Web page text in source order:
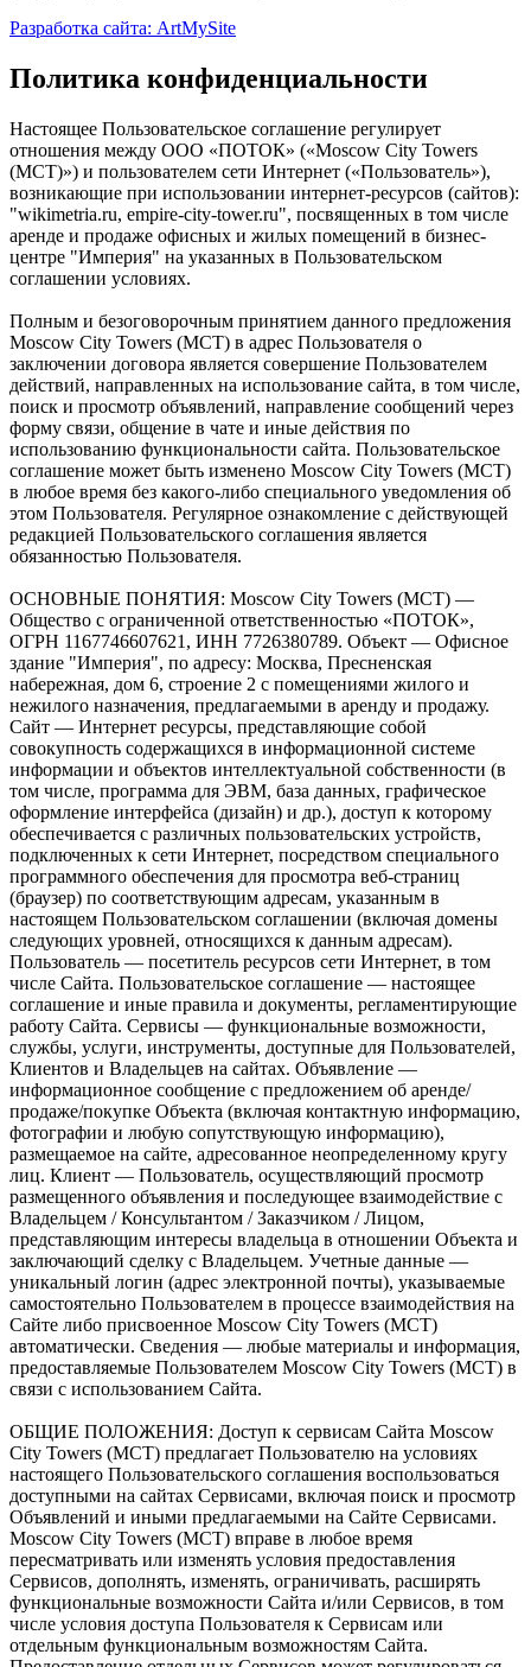
Разработка сайта: ArtMySite
Политика конфиденциальности
Настоящее Пользовательское соглашение регулирует
отношения между ООО «ПОТОК» («Moscow City Towers
(МСТ)») и пользователем сети Интернет («Пользователь»),
возникающие при использовании интернет-ресурсов (сайтов):
"wikimetria.ru, empire-city-tower.ru", посвященных в том числе
аренде и продаже офисных и жилых помещений в бизнес-
центре "Империя" на указанных в Пользовательском
соглашении условиях.
Полным и безоговорочным принятием данного предложения
Moscow City Towers (МСТ) в адрес Пользователя о
заключении договора является совершение Пользователем
действий, направленных на использование сайта, в том числе,
поиск и просмотр объявлений, направление сообщений через
форму связи, общение в чате и иные действия по
использованию функциональности сайта. Пользовательское
соглашение может быть изменено Moscow City Towers (МСТ)
в любое время без какого-либо специального уведомления об
этом Пользователя. Регулярное ознакомление с действующей
редакцией Пользовательского соглашения является
обязанностью Пользователя.
ОСНОВНЫЕ ПОНЯТИЯ: Moscow City Towers (МСТ) —
Общество с ограниченной ответственностью «ПОТОК»,
ОГРН 1167746607621, ИНН 7726380789. Объект — Офисное
здание "Империя", по адресу: Москва, Пресненская
набережная, дом 6, строение 2 с помещениями жилого и
нежилого назначения, предлагаемыми в аренду и продажу.
Сайт — Интернет ресурсы, представляющие собой
совокупность содержащихся в информационной системе
информации и объектов интеллектуальной собственности (в
том числе, программа для ЭВМ, база данных, графическое
оформление интерфейса (дизайн) и др.), доступ к которому
обеспечивается с различных пользовательских устройств,
подключенных к сети Интернет, посредством специального
программного обеспечения для просмотра веб-страниц
(браузер) по соответствующим адресам, указанным в
настоящем Пользовательском соглашении (включая домены
следующих уровней, относящихся к данным адресам).
Пользователь — посетитель ресурсов сети Интернет, в том
числе Сайта. Пользовательское соглашение — настоящее
соглашение и иные правила и документы, регламентирующие
работу Сайта. Сервисы — функциональные возможности,
службы, услуги, инструменты, доступные для Пользователей,
Клиентов и Владельцев на сайтах. Объявление —
информационное сообщение с предложением об аренде/
продаже/покупке Объекта (включая контактную информацию,
фотографии и любую сопутствующую информацию),
размещаемое на сайте, адресованное неопределенному кругу
лиц. Клиент — Пользователь, осуществляющий просмотр
размещенного объявления и последующее взаимодействие с
Владельцем / Консультантом / Заказчиком / Лицом,
представляющим интересы владельца в отношении Объекта и
заключающий сделку с Владельцем. Учетные данные —
уникальный логин (адрес электронной почты), указываемые
самостоятельно Пользователем в процессе взаимодействия на
Сайте либо присвоенное Moscow City Towers (МСТ)
автоматически. Сведения — любые материалы и информация,
предоставляемые Пользователем Moscow City Towers (МСТ) в
связи с использованием Сайта.
ОБЩИЕ ПОЛОЖЕНИЯ: Доступ к сервисам Сайта Moscow
City Towers (МСТ) предлагает Пользователю на условиях
настоящего Пользовательского соглашения воспользоваться
доступными на сайтах Сервисами, включая поиск и просмотр
Объявлений и иными предлагаемыми на Сайте Сервисами.
Moscow City Towers (МСТ) вправе в любое время
пересматривать или изменять условия предоставления
Сервисов, дополнять, изменять, ограничивать, расширять
функциональные возможности Сайта и/или Сервисов, в том
числе условия доступа Пользователя к Сервисам или
отдельным функциональным возможностям Сайта.